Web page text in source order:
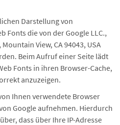
Darstellung von
Fonts die von der Google LLC.,
View, CA 94043, USA
Beim Aufruf einer Seite lädt
Fonts in ihren Browser-Cache,
anzuzeigen.
Ihnen verwendete Browser
Google aufnehmen. Hierdurch
dass über Ihre IP-Adresse